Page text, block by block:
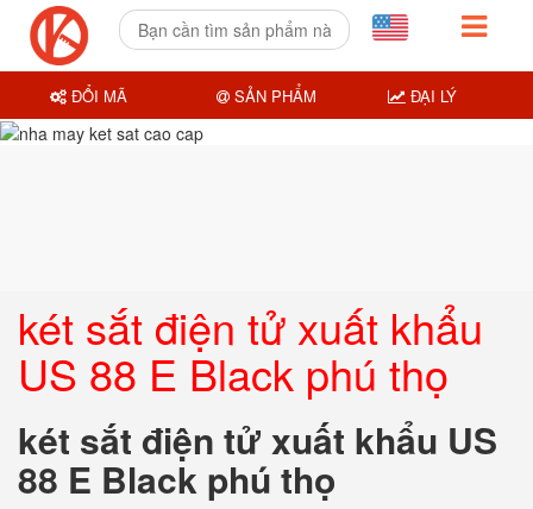
két sắt điện tử xuất khẩu
US 88 E Black phú thọ
két sắt điện tử xuất khẩu US
88 E Black phú thọ
ĐỔI MÃ SẢN PHẨM ĐẠI LÝ